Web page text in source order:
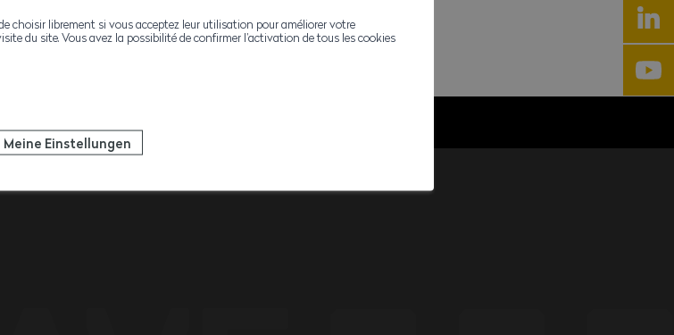
choisir librement si vous acceptez leur utilisation pour améliorer votre
du site. Vous avez la possibilité de confirmer l’activation de tous les cookies
Meine Einstellungen